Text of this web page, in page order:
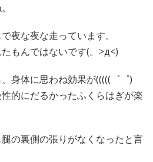
夜な夜な走っています。
もんではないです(。>д<)
身体に思わね効果が(((((゜゜)
的にだるかったふくらはぎが楽
の裏側の張りがなくなったと言